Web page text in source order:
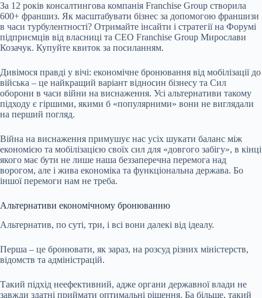
За 12 років консалтингова компанія Franchise Group створила
600+ франшиз. Як масштабувати бізнес за допомогою франшизи
в часи турбулентності? Отримайте інсайти і стратегії на Форумі
підприємців від власниці та СЕО Franchise Group Мирослави
Козачук. Купуйте квиток за посиланням.
Дивімося правді у вічі: економічне бронювання від мобілізації до
війська – це найкращий варіант відносин бізнесу та Сил
оборони в часи війни на виснаження. Усі альтернативи такому
підходу є гіршими, якими б «популярними» вони не виглядали
на перший погляд.
Війна на виснаження примушує нас усіх шукати баланс між
економією та мобілізацією своїх сил для «довгого забігу», в кінці
якого має бути не лише наша беззаперечна перемога над
ворогом, але і жива економіка та функціональна держава. Бо
іншої перемоги нам не треба.
Альтернативи економічному бронюванню
Альтернатив, по суті, три, і всі вони далекі від ідеалу.
Перша – це бронювати, як зараз, на розсуд різних міністерств,
відомств та адміністрацій.
Такий підхід неефективний, адже органи державної влади не
завжди здатні приймати оптимальні рішення. Ба більше, такий